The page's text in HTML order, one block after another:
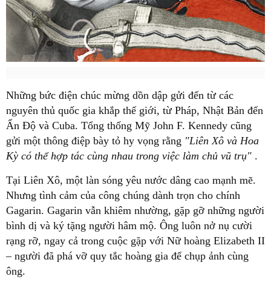
Những bức điện chúc mừng dồn dập gửi đến từ các
nguyên thủ quốc gia khắp thế giới, từ Pháp, Nhật Bản đến
Ấn Độ và Cuba. Tổng thống Mỹ John F. Kennedy cũng
gửi một thông điệp bày tỏ hy vọng rằng "Liên Xô và Hoa
Kỳ có thể hợp tác cùng nhau trong việc làm chủ vũ trụ" .
Tại Liên Xô, một làn sóng yêu nước dâng cao mạnh mẽ.
Nhưng tình cảm của công chúng dành trọn cho chính
Gagarin. Gagarin vẫn khiêm nhường, gặp gỡ những người
bình dị và ký tặng người hâm mộ. Ông luôn nở nụ cười
rạng rỡ, ngay cả trong cuộc gặp với Nữ hoàng Elizabeth II
– người đã phá vỡ quy tắc hoàng gia để chụp ảnh cùng
ông.